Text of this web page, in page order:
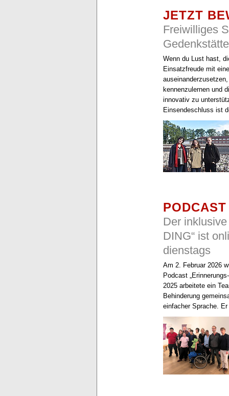
JETZT
Freiwilliges
Wenn du Lust hast,
Einsatzfreude mit
kennenzulernen und
innovativ zu
Einsendeschluss ist
PODCAST
Der
DING“ ist
dienstags
Am 2. Februar 2026
Podcast
2025 arbeitete ein
Behinderung
einfacher Sprache.